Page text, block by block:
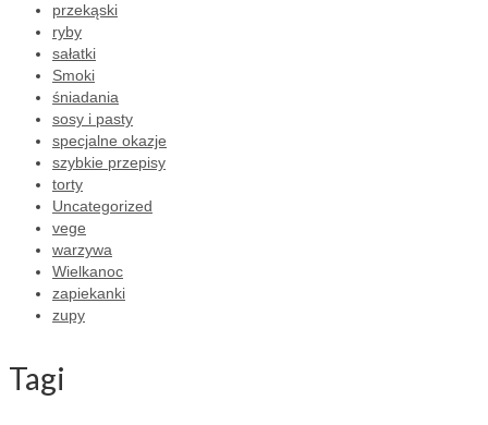
przekąski
ryby
sałatki
Smoki
śniadania
sosy i pasty
specjalne okazje
szybkie przepisy
torty
Uncategorized
vege
warzywa
Wielkanoc
zapiekanki
zupy
Tagi